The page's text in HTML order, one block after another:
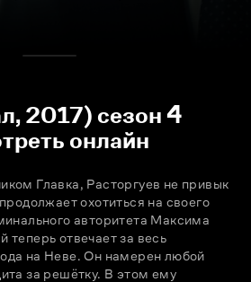
2017) сезон 4
онлайн
Главка, Расторгуев не привык
охотиться на своего
авторитета Максима
теперь отвечает за весь
на Неве. Он намерен любой
за решётку. В этом ему